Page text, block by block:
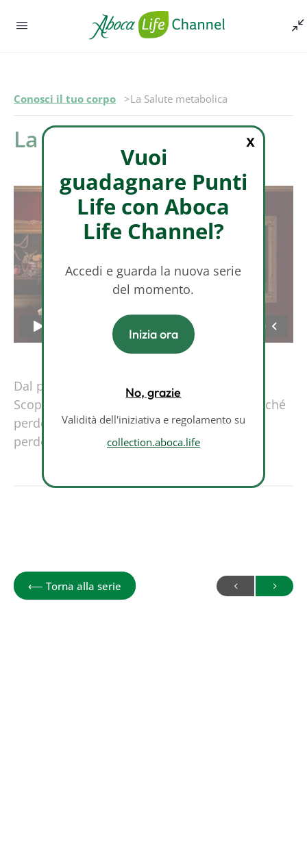
Conosci il tuo corpo Episodio -
La Salute metabolica
La Salute metabolica X
Vuoi
guadagnare Punti
Life con Aboca
Life Channel?
Accedi e guarda la nuova serie
del momento.
Inizia ora
No, grazie
Validità dell'iniziativa e regolamento su
collection.aboca.life
Dal peso alla salute metabolica: che cos’è?
Scopriamo qual è il ruolo dell’insulina e perché
perdere la sensibilità all’insulina significa
perdere la salute metabolica.
⟵ Torna alla serie Conosci il tuo corpo